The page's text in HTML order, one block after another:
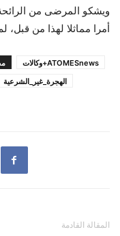
ويشكو المرضى من
أمرا مماثلا لهذا من قبل،
ATOMESnews+وكالات
الهجرة_غير_الشرعية
المقالة القادمة